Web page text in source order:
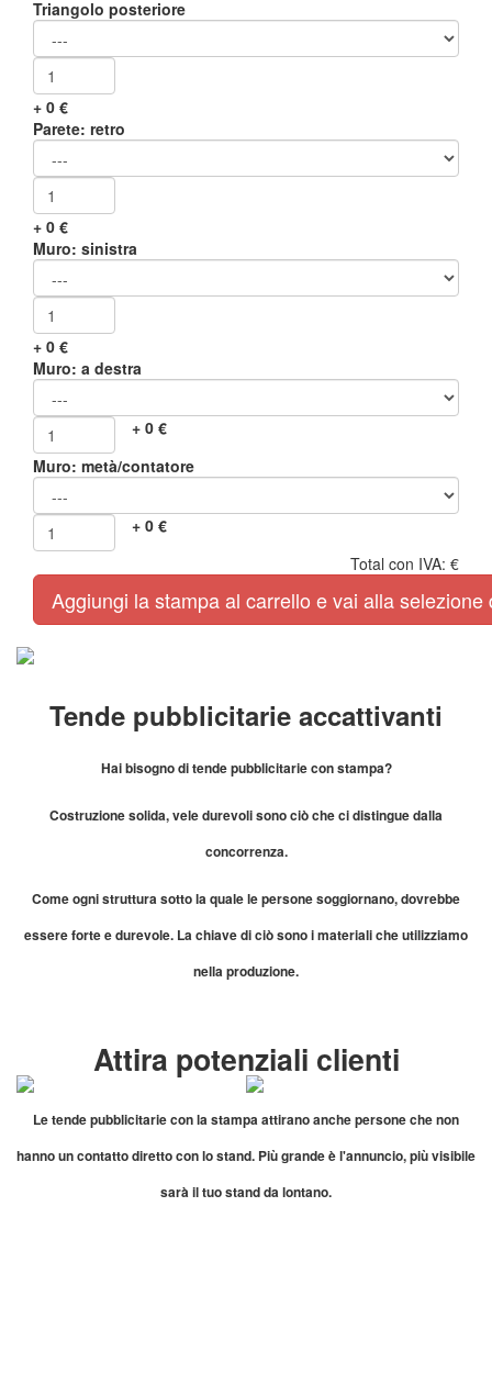
Triangolo posteriore
+ 0 €
Parete: retro
+ 0 €
Muro: sinistra
+ 0 €
Muro: a destra
+ 0€
Muro: metà/contatore
+ 0€
Total con IVA: €
Aggiungi la stampa al carrello e vai alla
Tende pubblicitarie accattivanti
Hai bisogno di tende pubblicitarie con stampa?
Costruzione solida, vele durevoli sono ciò che ci distingue dalla
concorrenza.
Come ogni struttura sotto la quale le persone soggiornano, dovrebbe
essere forte e durevole. La chiave di ciò sono i materiali che utilizziamo
nella produzione.
Attira potenziali clienti
Le tende pubblicitarie con la stampa attirano anche persone che non
hanno un contatto diretto con lo stand. Più grande è l'annuncio, più visibile
sarà il tuo stand da lontano.